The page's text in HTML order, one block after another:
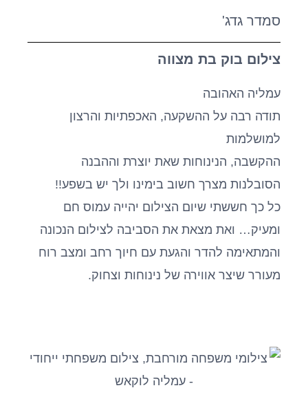
סמדר גדג'
צילום בוק בת מצווה
עמליה האהובה
תודה רבה על ההשקעה, האכפתיות והרצון
למושלמות
ההקשבה, הנינוחות שאת יוצרת וההבנה
הסובלנות מצרך חשוב בימינו ולך יש בשפע!!
כל כך חששתי שיום הצילום יהייה עמוס חם
ומעיק… ואת מצאת את הסביבה לצילום הנכונה
והמתאימה להדר והגעת עם חיוך רחב ומצב רוח
מעורר שיצר אווירה של נינוחות וצחוק.